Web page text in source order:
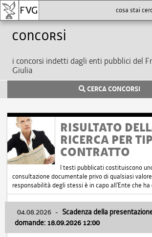
Concorsi
i concorsi indetti dagli enti pubblici del
Giulia
CERCA CONCORSI
RISULTATO
RICERCA PER
CONTRATTO
I testi pubblicati costituiscono
consultazione documentale privo di qualsiasi
responsabilità degli stessi è in capo all'Ente che
04.08.2026 - Scadenza della
domande: 18.09.2026 12:00